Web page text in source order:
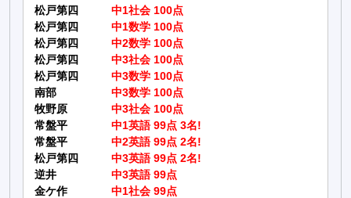
松戸第四
中1社会 100点
松戸第四
中1数学 100点
松戸第四
中2数学 100点
松戸第四
中3社会 100点
松戸第四
中3数学 100点
南部
中3数学 100点
牧野原
中3社会 100点
常盤平
中1英語 99点 3名!
常盤平
中2英語 99点 2名!
松戸第四
中3英語 99点 2名!
逆井
中3英語 99点
金ケ作
中1社会 99点